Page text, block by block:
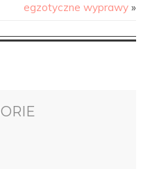
egzotyczne wyprawy »